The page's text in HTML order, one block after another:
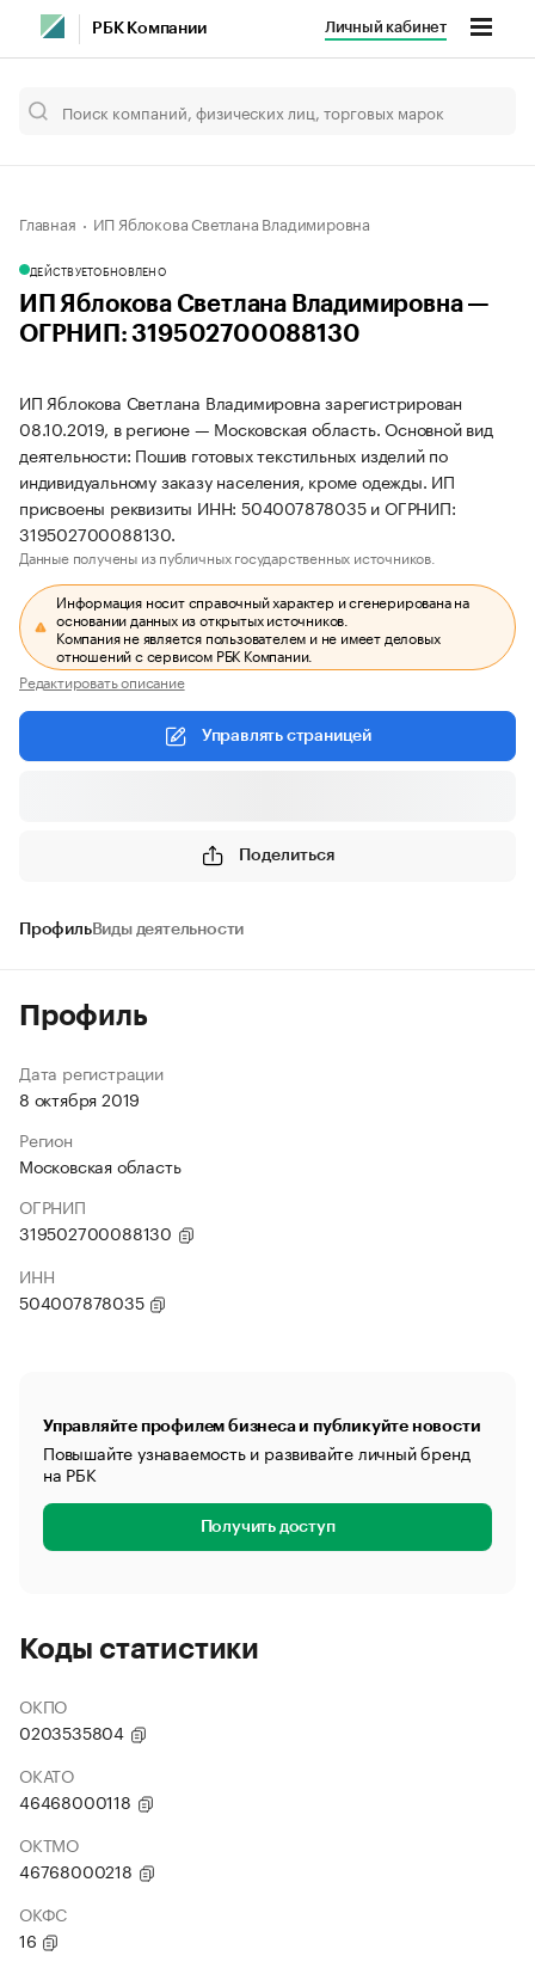
РБК Компании Личный кабинет
Главная ИП Яблокова Светлана Владимировна
ДЕЙСТВУЕТОБНОВЛЕНО
ИП Яблокова Светлана Владимировна —
ОГРНИП: 319502700088130
ИП Яблокова Светлана Владимировна зарегистрирован
08.10.2019, в регионе — Московская область. Основной вид
деятельности: Пошив готовых текстильных изделий по
индивидуальному заказу населения, кроме одежды. ИП
присвоены реквизиты ИНН: 504007878035 и ОГРНИП:
319502700088130.
Данные получены из публичных государственных источников.
Информация носит справочный характер и сгенерирована на
основании данных из открытых источников.
Компания не является пользователем и не имеет деловых
отношений с сервисом РБК Компании.
Редактировать описание
Управлять страницей
Поделиться
ПрофильВиды деятельности
Профиль
Дата регистрации
8 октября 2019
Регион
Московская область
ОГРНИП
319502700088130
ИНН
504007878035
Управляйте профилем бизнеса и публикуйте новости
Повышайте узнаваемость и развивайте личный бренд
на РБК
Получить доступ
Коды статистики
ОКПО
0203535804
ОКАТО
46468000118
ОКТМО
46768000218
ОКФС
16